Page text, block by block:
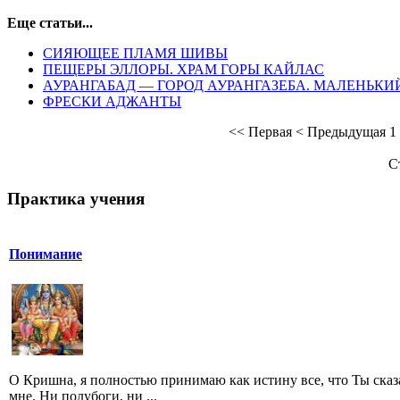
Еще статьи...
СИЯЮЩЕЕ ПЛАМЯ ШИВЫ
ПЕЩЕРЫ ЭЛЛОРЫ. ХРАМ ГОРЫ КАЙЛАС
АУРАНГАБАД — ГОРОД АУРАНГАЗЕБА.
ФРЕСКИ АДЖАНТЫ
<< Первая < Предыдущая 1
Практика учения
Понимание
O Кришна, я полностью принимаю как истину все, что Ты
мне. Ни полубоги, ни ...